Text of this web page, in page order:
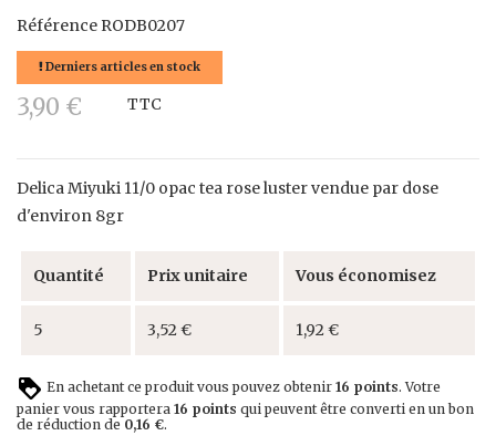
Référence RODB0207
Derniers articles en stock
3,90 € TTC
Delica Miyuki 11/0 opac tea rose luster vendue par dose
d'environ 8gr
Quantité Prix unitaire Vous économisez
5 3,52 € 1,92 €
En achetant ce produit vous pouvez obtenir 16 points. Votre
panier vous rapportera 16 points qui peuvent être converti en un bon
de réduction de 0,16 €.